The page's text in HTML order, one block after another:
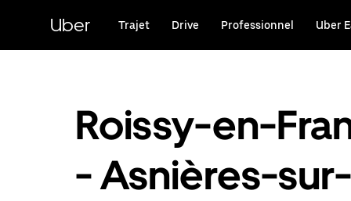
principal
Uber Trajet Drive Professionnel Uber
Roissy-en-
- Asnières-sur-